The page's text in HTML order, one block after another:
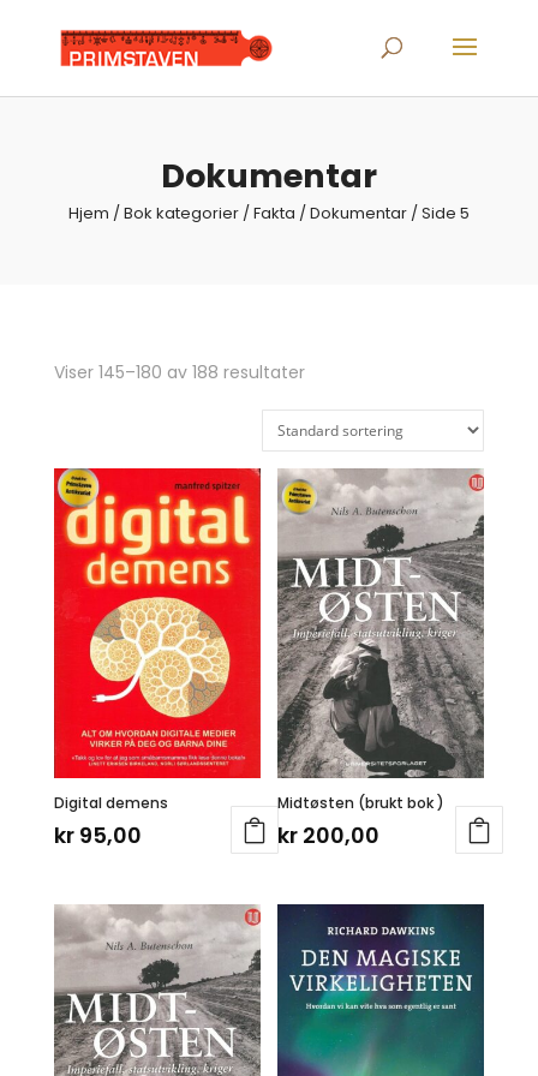
search
Dokumentar
Hjem / Bok kategorier /Fakta /Dokumentar/ Side 5
Viser 145–180 av 188 resultater
Digital demens
kr95,00
Midtøsten (brukt bok )
kr 200,00